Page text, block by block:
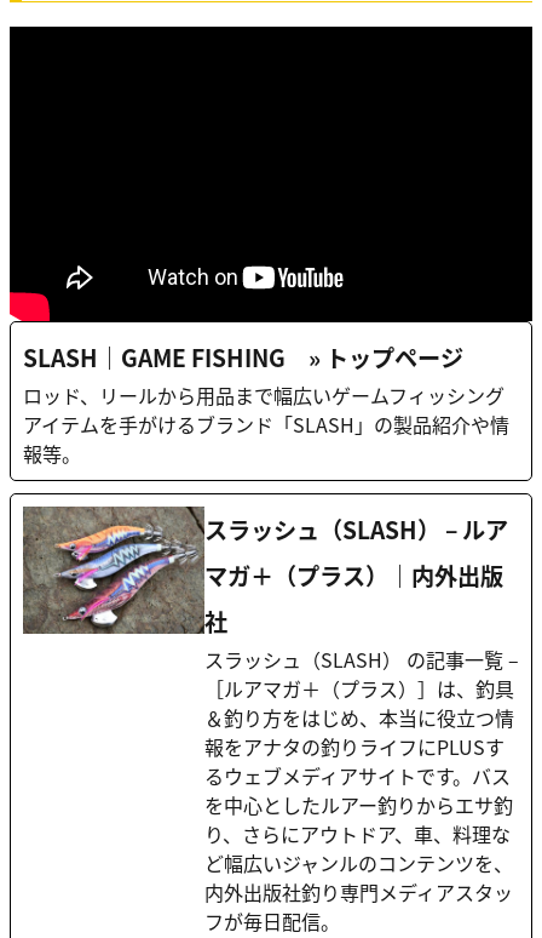
SLASH｜GAME FISHING » トップページ
ロッド、リールから用品まで幅広いゲームフィッシング
アイテムを手がけるブランド「SLASH」の製品紹介や情
報等。
スラッシュ（SLASH） – ルア
マガ＋（プラス）｜内外出版
社
スラッシュ（SLASH） の記事一覧 –
［ルアマガ＋（プラス）］は、釣具
＆釣り方をはじめ、本当に役立つ情
報をアナタの釣りライフにPLUSす
るウェブメディアサイトです。バス
を中心としたルアー釣りからエサ釣
り、さらにアウトドア、車、料理な
ど幅広いジャンルのコンテンツを、
内外出版社釣り専門メディアスタッ
フが毎日配信。